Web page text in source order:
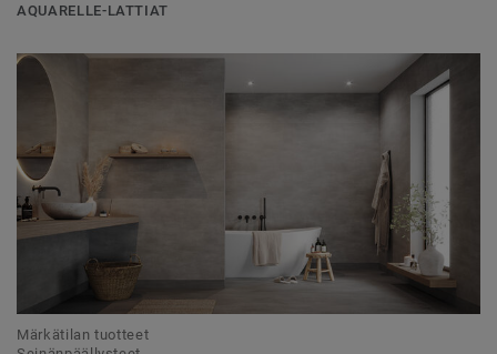
AQUARELLE-LATTIAT
Märkätilan tuotteet